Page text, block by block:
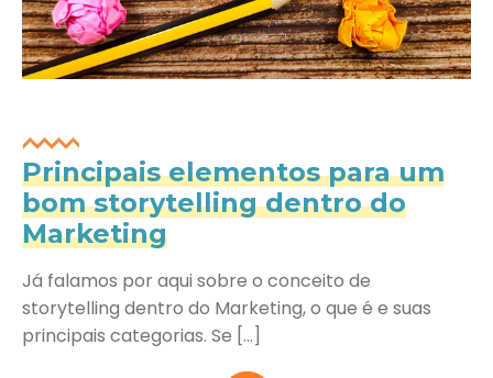
Principais elementos para um
bom storytelling dentro do
Marketing
Já falamos por aqui sobre o conceito de
storytelling dentro do Marketing, o que é e suas
principais categorias. Se […]